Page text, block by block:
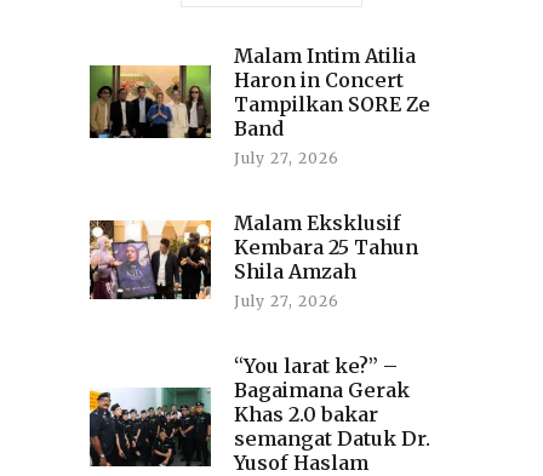
Malam Intim Atilia
Haron in Concert
Tampilkan SORE Ze
Band
July 27, 2026
Malam Eksklusif
Kembara 25 Tahun
Shila Amzah
July 27, 2026
“You larat ke?” –
Bagaimana Gerak
Khas 2.0 bakar
semangat Datuk Dr.
Yusof Haslam